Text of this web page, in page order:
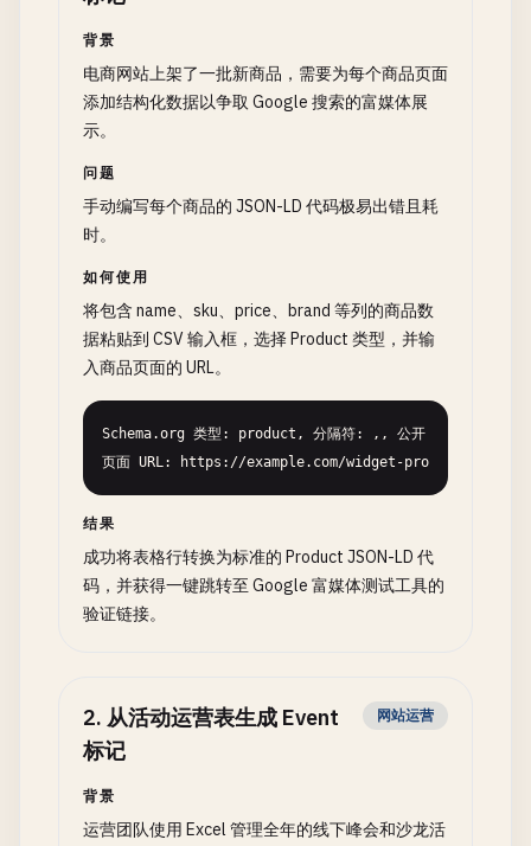
背景
电商网站上架了一批新商品，需要为每个商品页面
添加结构化数据以争取 Google 搜索的富媒体展
示。
问题
手动编写每个商品的 JSON-LD 代码极易出错且耗
时。
如何使用
将包含 name、sku、price、brand 等列的商品数
据粘贴到 CSV 输入框，选择 Product 类型，并输
入商品页面的 URL。
Schema.org 类型: product, 分隔符: ,, 公开
页面 URL: https://example.com/widget-pro
结果
成功将表格行转换为标准的 Product JSON-LD 代
码，并获得一键跳转至 Google 富媒体测试工具的
验证链接。
2. 从活动运营表生成 Event
标记
网站运营
背景
运营团队使用 Excel 管理全年的线下峰会和沙龙活